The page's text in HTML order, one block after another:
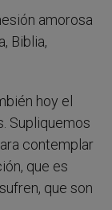
amorosa
Biblia,
hoy el
Supliquemos
contemplar
que es
que son